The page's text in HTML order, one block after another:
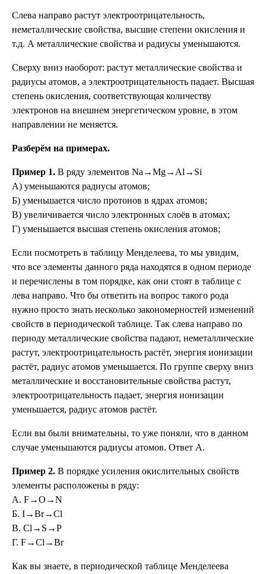
Слева направо растут электроотрицательность,
неметаллические свойства, высшие степени окисления и
т.д. А металлические свойства и радиусы уменьшаются.
Сверху вниз наоборот: растут металлические свойства и
радиусы атомов, а электроотрицательность падает. Высшая
степень окисления, соответствующая количеству
электронов на внешнем энергетическом уровне, в этом
направлении не меняется.
Разберём на примерах.
Пример 1. В ряду элементов Na→Mg→Al→Si
А) уменьшаются радиусы атомов;
Б) уменьшается число протонов в ядрах атомов;
В) увеличивается число электронных слоёв в атомах;
Г) уменьшается высшая степень окисления атомов;
Если посмотреть в таблицу Менделеева, то мы увидим,
что все элементы данного ряда находятся в одном периоде
и перечислены в том порядке, как они стоят в таблице с
лева направо. Что бы ответить на вопрос такого рода
нужно просто знать несколько закономерностей изменений
свойств в периодической таблице. Так слева направо по
периоду металлические свойства падают, неметаллические
растут, электроотрицательность растёт, энергия ионизации
растёт, радиус атомов уменьшается. По группе сверху вниз
металлические и восстановительные свойства растут,
электроотрицательность падает, энергия ионизации
уменьшается, радиус атомов растёт.
Если вы были внимательны, то уже поняли, что в данном
случае уменьшаются радиусы атомов. Ответ А.
Пример 2. В порядке усиления окислительных свойств
элементы расположены в ряду:
А. F→O→N
Б. I→Br→Cl
В. Cl→S→P
Г. F→Cl→Br
Как вы знаете, в периодической таблице Менделеева